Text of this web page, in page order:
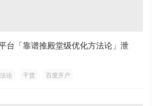
台「靠谱推殿堂级优化方法论」泄
论 干货 百度开户